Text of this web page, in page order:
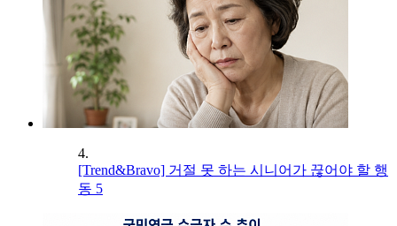
4.
[Trend&Bravo] 거절 못 하는 시니어가 끊어야 할 행
동 5